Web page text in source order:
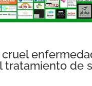
tratamiento de